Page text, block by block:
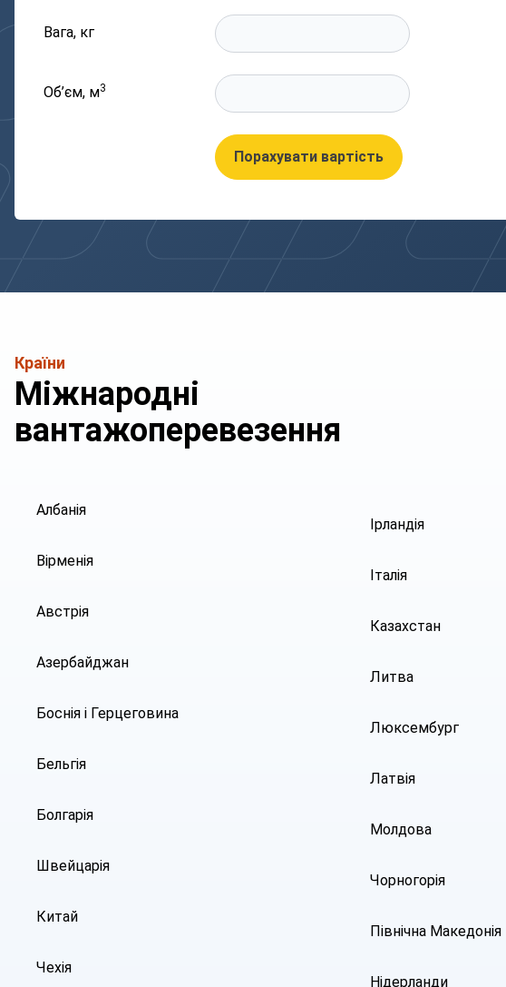
Вага, кг
Об’єм, м3
Порахувати вартість
Країни
Міжнародні
вантажоперевезення
Албанія
Вірменія
Австрія
Азербайджан
Боснія і Герцеговина
Бельгія
Болгарія
Швейцарія
Китай
Чехія
Ірландія
Італія
Казахстан
Литва
Люксембург
Латвія
Молдова
Чорногорія
Північна Македонія
Нідерланди